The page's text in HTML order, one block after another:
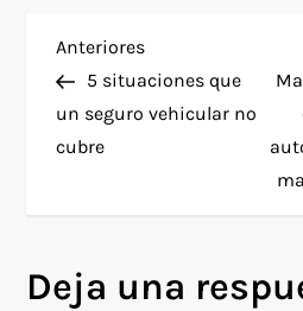
N
a
v
g
Entrada
anterior
Anteriores
5 situaciones que
un seguro vehicular no
cubre
Deja una